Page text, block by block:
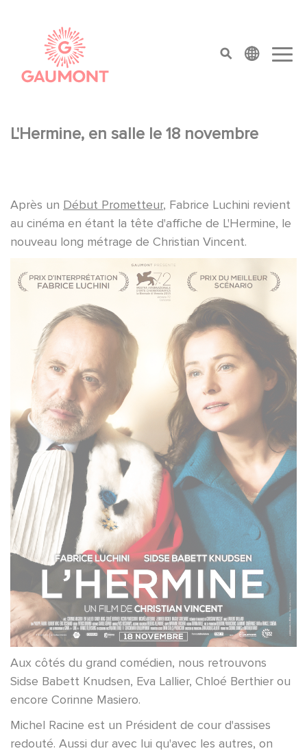
top menu
L'Hermine, en salle le 18 novembre
Après un Début Prometteur, Fabrice Luchini revient
au cinéma en étant la tête d'affiche de L'Hermine, le
nouveau long métrage de Christian Vincent.
Aux côtés du grand comédien, nous retrouvons
Sidse Babett Knudsen, Eva Lallier, Chloé Berthier ou
encore Corinne Masiero.
Michel Racine est un Président de cour d'assises
redouté. Aussi dur avec lui qu'avec les autres, on